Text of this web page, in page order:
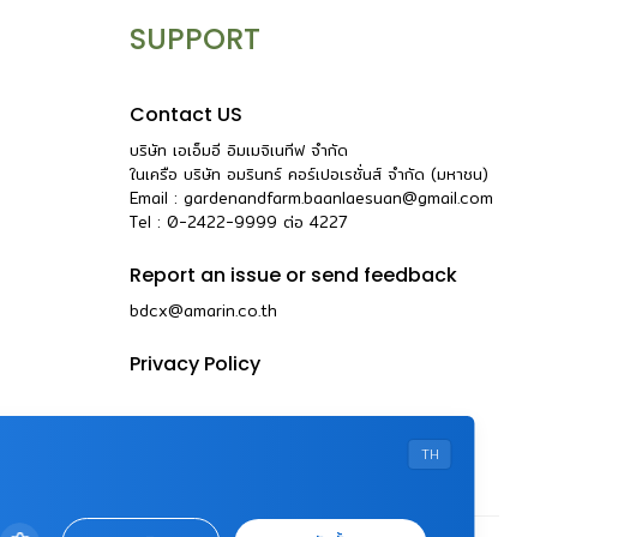
SUPPORT
Contact US
บริษัท เอเอ็มอี อิมเมจิเนทีฟ จำกัด
ในเครือ บริษัท อมรินทร์ คอร์เปอเรชั่นส์ จำกัด (มหาชน)
Email : gardenandfarm.baanlaesuan@gmail.com
Tel : 0-2422-9999 ต่อ 4227
Report an issue or send feedback
bdcx@amarin.co.th
Privacy Policy
TH